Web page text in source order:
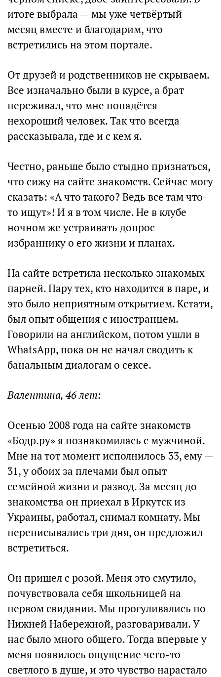
итоге выбрала — мы уже четвёртый
месяц вместе и благодарим, что
встретились на этом портале.
От друзей и родственников не скрываем.
Все изначально были в курсе, а брат
переживал, что мне попадётся
нехороший человек. Так что всегда
рассказывала, где и с кем я.
Честно, раньше было стыдно признаться,
что сижу на сайте знакомств. Сейчас могу
сказать: «А что такого? Ведь все там что-
то ищут»! И я в том числе. Не в клубе
ночном же устраивать допрос
избраннику о его жизни и планах.
На сайте встретила несколько знакомых
парней. Пару тех, кто находится в паре, и
это было неприятным открытием. Кстати,
был опыт общения с иностранцем.
Говорили на английском, потом ушли в
WhatsApp, пока он не начал сводить к
банальным диалогам о сексе.
Валентина, 46 лет:
Осенью 2008 года на сайте знакомств
«Бодр.ру» я познакомилась с мужчиной.
Мне на тот момент исполнилось 33, ему —
31, у обоих за плечами был опыт
семейной жизни и развод. За месяц до
знакомства он приехал в Иркутск из
Украины, работал, снимал комнату. Мы
переписывались три дня, он предложил
встретиться.
Он пришел с розой. Меня это смутило,
почувствовала себя школьницей на
первом свидании. Мы прогуливались по
Нижней Набережной, разговаривали. У
нас было много общего. Тогда впервые у
меня появилось ощущение чего-то
светлого в душе, и это чувство нарастало